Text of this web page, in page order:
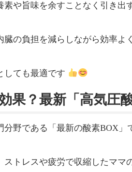
や旨味を余すことなく引き出
の負担を減らしながら効率よ
しても最適です
果？最新「高気圧
野である「最新の酸素BOX
トレスや疲労で収縮したママ